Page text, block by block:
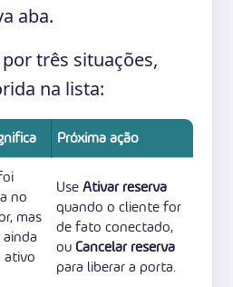
aba.
três situações,
na lista:
Próxima ação
no
mas
ativo
UseAtivar reserva
quando o cliente for
de fato conectado,
ou Cancelar reserva
para liberar a porta.